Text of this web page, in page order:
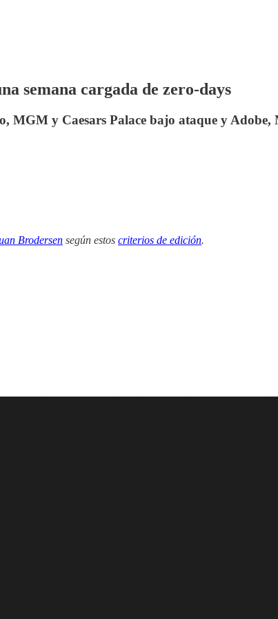
semana cargada de zero-days
MGM y Caesars Palace bajo ataque y
Brodersen según estos criterios de edición.